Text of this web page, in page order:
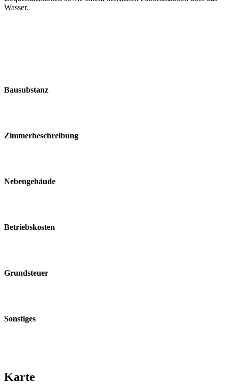
Wasser.
Bausubstanz
Zimmerbeschreibung
Nebengebäude
Betriebskosten
Grundsteuer
Sonstiges
Karte